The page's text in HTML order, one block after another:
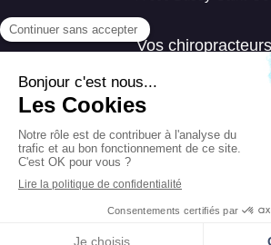
Vos chiropracteurs
Afficher le téléphone
Afficher le téléphone
Prendre